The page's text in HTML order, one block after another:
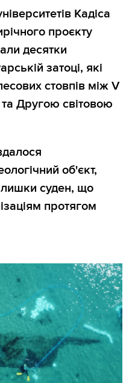
Кадіса
проєкту
десятки
затоці, які
стовпів між V
Другою світовою
об'єкт,
суден, що
протягом